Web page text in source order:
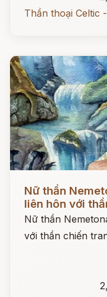
Thần thoại Celtic
Nữ thần
liên hôn với
Nữ thần
với thần chiến